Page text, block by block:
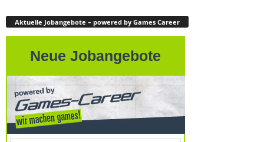
Aktuelle Jobangebote – powered by Games Career